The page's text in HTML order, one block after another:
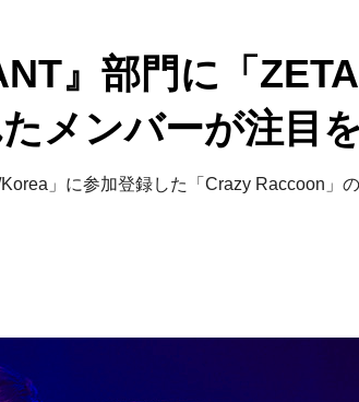
』部門に「
メンバーが注目
」に参加登録した「Crazy Raccoon」